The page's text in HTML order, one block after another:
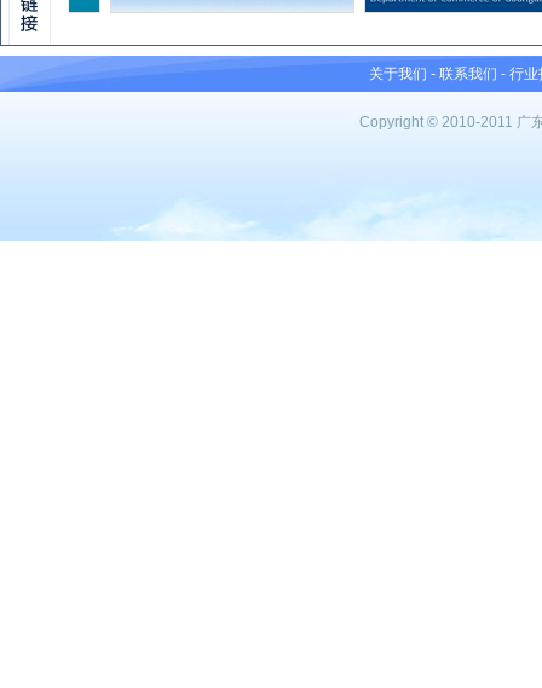
关于我们 - 联系我们 - 行业
Copyright © 2010-2011 广